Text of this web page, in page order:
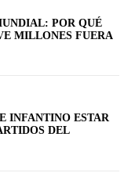
POR QUÉ
MILLONES FUERA
INFANTINO ESTAR
DEL